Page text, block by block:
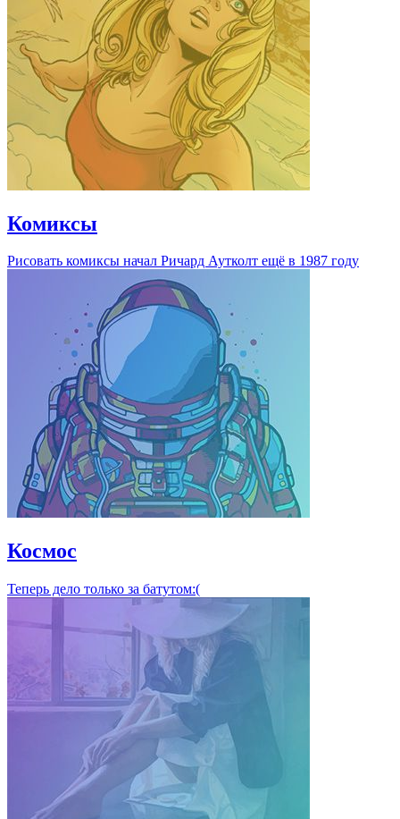
Комиксы
Рисовать комиксы начал Ричард Аутколт ещё в 1987 году
Космос
Теперь дело только за батутом:(